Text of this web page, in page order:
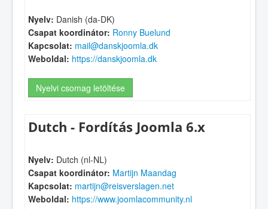
Nyelv: Danish (da-DK)
Csapat koordinátor: Ronny Buelund
Kapcsolat: mail@danskjoomla.dk
Weboldal: https://danskjoomla.dk
Nyelvi csomag letöltése
Dutch - Fordítás Joomla 6.x
Nyelv: Dutch (nl-NL)
Csapat koordinátor: Martijn Maandag
Kapcsolat: martijn@reisverslagen.net
Weboldal: https://www.joomlacommunity.nl